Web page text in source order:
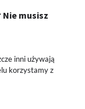
musisz
inni używają
korzystamy z